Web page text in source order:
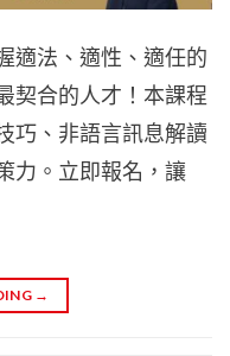
適法、適性、適任的
契合的人才！本課程
巧、非語言訊息解讀
力。立即報名，讓
→